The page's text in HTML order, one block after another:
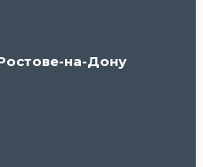
на-Дону